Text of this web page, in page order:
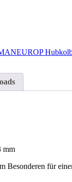
mm
Besonderen für